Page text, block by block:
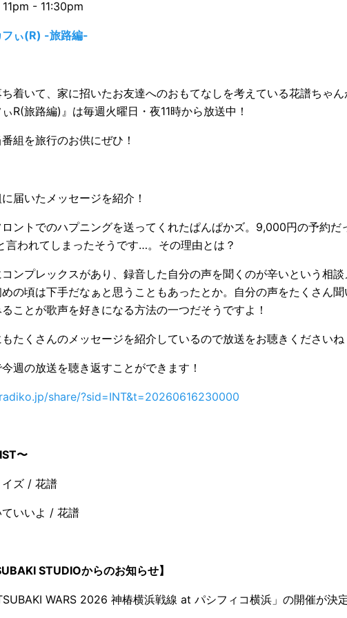
- 11:30pm
フぃ(R) -旅路編-
着いて、家に招いたお友達へのおもてなしを考えている花譜ちゃ
R(旅路編)』は毎週火曜日・夜11時から放送中！
組を旅行のお供にぜひ！
届いたメッセージを紹介！
ントでのハプニングを送ってくれたぱんぱかズ。9,000円の予約だ
言われてしまったそうです…。その理由とは？
ンプレックスがあり、録音した自分の声を聞くのが辛いという相
の頃は下手だなぁと思うこともあったとか。自分の声をたくさん
ことが歌声を好きになる方法の一つだそうですよ！
たくさんのメッセージを紹介しているので放送をお聴きくださいね
週の放送を聴き返すことができます！
share/?sid=INT&t=20260616230000
〜
イズ / 花譜
ていいよ / 花譜
STUDIOからのお知らせ】
WARS 2026 神椿横浜戦線 at パシフィコ横浜」の開催が決